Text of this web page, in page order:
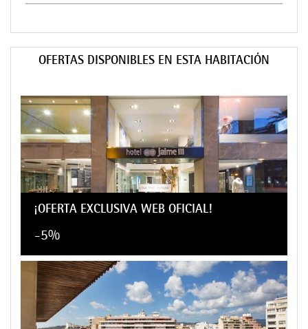
OFERTAS DISPONIBLES EN ESTA HABITACIÓN
¡OFERTA EXCLUSIVA WEB OFICIAL!
-5%